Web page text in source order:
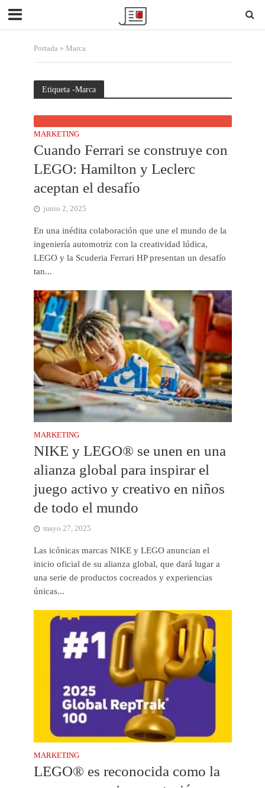
Portada» Marca
Etiqueta -Marca
MARKETING
Cuando Ferrari se construye con
LEGO: Hamilton y Leclerc
aceptan el desafío
junio 2, 2025
En una inédita colaboración que une el mundo de la
ingeniería automotriz con la creatividad lúdica,
LEGO y la Scuderia Ferrari HP presentan un desafío
tan...
MARKETING
NIKE y LEGO® se unen en una
alianza global para inspirar el
juego activo y creativo en niños
de todo el mundo
mayo 27, 2025
Las icónicas marcas NIKE y LEGO anuncian el
inicio oficial de su alianza global, que dará lugar a
una serie de productos cocreados y experiencias
únicas...
MARKETING
LEGO® es reconocida como la